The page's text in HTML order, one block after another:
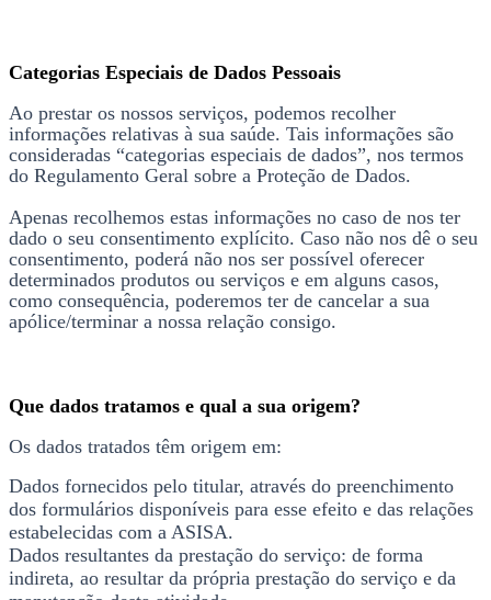
Categorias Especiais de Dados Pessoais
Ao prestar os nossos serviços, podemos recolher
informações relativas à sua saúde. Tais informações são
consideradas “categorias especiais de dados”, nos termos
do Regulamento Geral sobre a Proteção de Dados.
Apenas recolhemos estas informações no caso de nos ter
dado o seu consentimento explícito. Caso não nos dê o seu
consentimento, poderá não nos ser possível oferecer
determinados produtos ou serviços e em alguns casos,
como consequência, poderemos ter de cancelar a sua
apólice/terminar a nossa relação consigo.
Que dados tratamos e qual a sua origem?
Os dados tratados têm origem em:
Dados fornecidos pelo titular, através do preenchimento
dos formulários disponíveis para esse efeito e das relações
estabelecidas com a ASISA.
Dados resultantes da prestação do serviço: de forma
indireta, ao resultar da própria prestação do serviço e da